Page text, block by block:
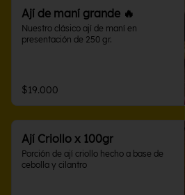
Ají de maní grande 🔥
Nuestro clásico ají de maní en
presentación de 250 gr.
$19.000
Ají Criollo x 100gr
Porción de ají criollo hecho a base de
cebolla y cilantro